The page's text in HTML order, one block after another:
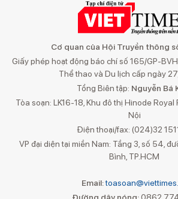
Cơ quan của Hội Truyền thông
Giấy phép hoạt động báo chí số 165/GP-
Thể thao và Du lịch cấp ngày
Tổng Biên tập: Nguyễn Bá
Tòa soạn: LK16-18, Khu đô thị Hinode Royal
Nội
Điện thoại/fax: (024)32
VP đại diện tại miền Nam: Tầng 3, số 54,
Bình, TP.HCM
Email: